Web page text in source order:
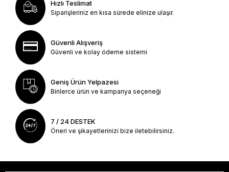
Hızlı Teslimat
Siparişleriniz en kısa sürede elinize ulaşır.
Güvenli Alışveriş
Güvenli ve kolay ödeme sistemi
Geniş Ürün Yelpazesi
Binlerce ürün ve kampanya seçeneği
7 / 24 DESTEK
Öneri ve şikayetlerinizi bize iletebilirsiniz.